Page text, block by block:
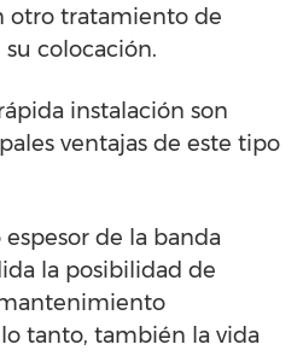
otro tratamiento de
colocación.
instalación son
ventajas de este tipo
de la banda
la posibilidad de
tanto, también la vida